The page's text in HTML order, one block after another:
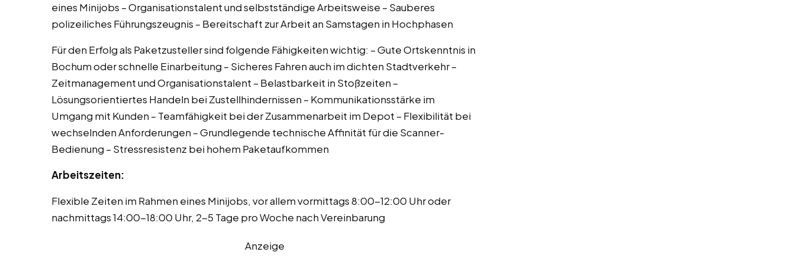
eines Minijobs – Organisationstalent und selbstständige Arbeitsweise – Sauberes
polizeiliches Führungszeugnis – Bereitschaft zur Arbeit an Samstagen in Hochphasen
Für den Erfolg als Paketzusteller sind folgende Fähigkeiten wichtig: – Gute Ortskenntnis in
Bochum oder schnelle Einarbeitung – Sicheres Fahren auch im dichten Stadtverkehr –
Zeitmanagement und Organisationstalent – Belastbarkeit in Stoßzeiten –
Lösungsorientiertes Handeln bei Zustellhindernissen – Kommunikationsstärke im
Umgang mit Kunden – Teamfähigkeit bei der Zusammenarbeit im Depot – Flexibilität bei
wechselnden Anforderungen – Grundlegende technische Affinität für die Scanner-
Bedienung – Stressresistenz bei hohem Paketaufkommen
Arbeitszeiten:
Flexible Zeiten im Rahmen eines Minijobs, vor allem vormittags 8:00-12:00 Uhr oder
nachmittags 14:00-18:00 Uhr, 2-5 Tage pro Woche nach Vereinbarung
Anzeige